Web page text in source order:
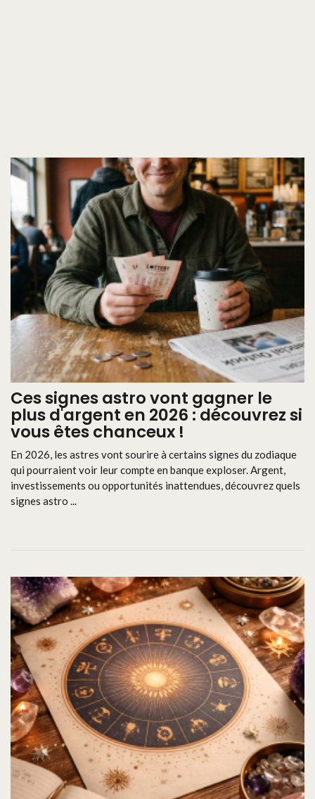
Ces signes astro vont gagner le
plus d'argent en 2026 : découvrez si
vous êtes chanceux !
En 2026, les astres vont sourire à certains signes du zodiaque
qui pourraient voir leur compte en banque exploser. Argent,
investissements ou opportunités inattendues, découvrez quels
signes astro ...